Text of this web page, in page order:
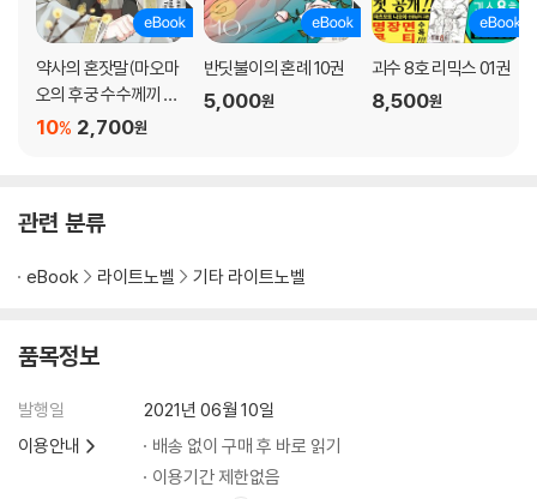
약사의 혼잣말(마오마
오의 후궁 수수께끼 풀
이수첩) 21권
2,700원
10%
반딧불이의 혼례 10권
5,000원
괴수 8호 리믹스 01권
8,500원
관련 분류
eBook 라이트노벨 기타 라이트노벨
품목정보
발행일
2021년 06월 10일
이용안내
배송 없이 구매 후 바로 읽기
이용기간 제한없음